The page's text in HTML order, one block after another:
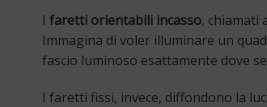
I faretti orientabili incasso, chiamati
Immagina di voler illuminare un
fascio luminoso esattamente dove
I faretti fissi, invece, diffondono la